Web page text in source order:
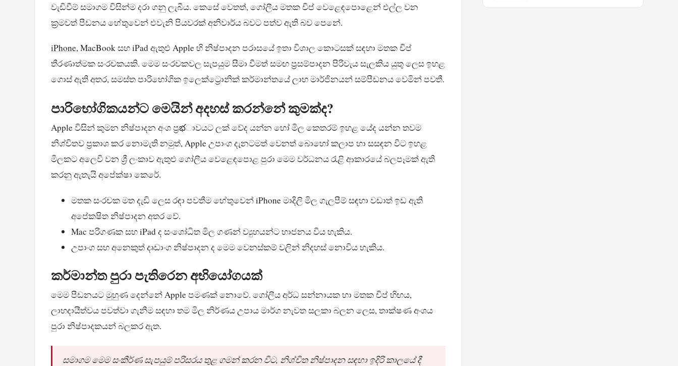
වැඩිවීම් සමාගම විසින්ම දරා ගනු ලැබීය. කෙසේ වෙතත්, ගෝලීය මතක චිප් වෙළෙඳපොළෙන් එල්ල වන
ක්‍රමවත් පීඩනය හේතුවෙන් එවැනි පියවරක් අනිවාර්ය බවට පත්ව ඇති බව පෙනේ.
iPhone, MacBook සහ iPad ඇතුළු Apple හි නිෂ්පාදන පරාසයේ ඉතා විශාල කොටසක් සඳහා මතක චිප්
තීරණාත්මක සංරචකයකි. මෙම සංරචකවල සැපයුම සීමා වීමත් සමඟ ප්‍රසම්පාදන පිරිවැය සැලකිය යුතු ලෙස ඉහළ
ගොස් ඇති අතර, සමස්ත පාරිභෝගික ඉලෙක්ට්‍රොනික් කර්මාන්තයේ ලාභ මාර්ජිනයන් සම්පීඩනය වෙමින් පවතී.
පාරිභෝගිකයන්ට මෙයින් අදහස් කරන්නේ කුමක්ද?
Apple විසින් කුමන නිෂ්පාදන අංශ ප්‍රభාවයට ලක් වේද යන්න හෝ මිල කෙතරම් ඉහළ යේද යන්න තවම
නිශ්චිතව ප්‍රකාශ කර නොමැති නමුත්, Apple උපාංග දැනටමත් වෙනත් බොහෝ කලාප හා සසඳන විට ඉහළ
මිලකට අලෙවි වන ශ්‍රී ලංකාව ඇතුළු ගෝලීය වෙළෙඳපොළ පුරා මෙම වර්ධනය රැළි ආකාරයේ බලපෑමක් ඇති
කරනු ඇතැයි අපේක්ෂා කෙරේ.
මතක සංරචක මත දැඩි ලෙස රඳා පවතීම හේතුවෙන් iPhone මාදිලි මිල ගැලපීම් සඳහා වඩාත් ඉඩ ඇති
අපේකෂිත නිෂ්පාදන අතර වේ.
Mac පරිගණක සහ iPad ද සංශෝධිත මිල ගණන් ව්‍යුහයන්ට භාජනය විය හැකිය.
උපාංග සහ අනෙකුත් දෘඩාංග නිෂ්පාදන ද මෙම වෙනස්කම් වලින් නිදහස් නොවිය හැකිය.
කර්මාන්ත පුරා පැතිරෙන අභියෝගයක්
මෙම පීඩනයට මුහුණ දෙන්නේ Apple පමණක් නොවේ. ගෝලීය අර්ධ සන්නායක හා මතක චිප් හිඟය,
ලාභදායීත්වය පවත්වා ගැනීම සඳහා තම මිල නිර්ණය උපාය මාර්ග නැවත සලකා බලන ලෙස, තාක්ෂණ අංශය
පුරා නිෂ්පාදකයන් බලකර ඇත.
සමාගම මෙම සංකීර්ණ සැපයුම් පරිසරය තුළ ගමන් කරන විට, නිශ්චිත නිෂ්පාදන සඳහා ඉදිරි කාලයේ දී